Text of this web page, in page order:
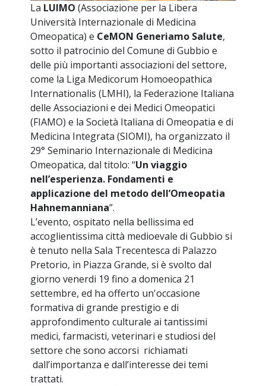
La LUIMO (Associazione per la Libera
Università Internazionale di Medicina
Omeopatica) e CeMON Generiamo Salute,
sotto il patrocinio del Comune di Gubbio e
delle più importanti associazioni del settore,
come la Liga Medicorum Homoeopathica
Internationalis (LMHI), la Federazione Italiana
delle Associazioni e dei Medici Omeopatici
(FIAMO) e la Società Italiana di Omeopatia e di
Medicina Integrata (SIOMI), ha organizzato il
29° Seminario Internazionale di Medicina
Omeopatica, dal titolo: “Un viaggio
nell’esperienza. Fondamenti e
applicazione del metodo dell’Omeopatia
Hahnemanniana”.
L’evento, ospitato nella bellissima ed
accoglientissima città medioevale di Gubbio si
è tenuto nella Sala Trecentesca di Palazzo
Pretorio, in Piazza Grande, si è svolto dal
giorno venerdi 19 fino a domenica 21
settembre, ed ha offerto un'occasione
formativa di grande prestigio e di
approfondimento culturale ai tantissimi
medici, farmacisti, veterinari e studiosi del
settore che sono accorsi richiamati
dall’importanza e dall’interesse dei temi
trattati.